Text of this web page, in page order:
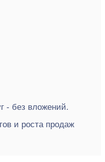
- без вложений.
и роста продаж